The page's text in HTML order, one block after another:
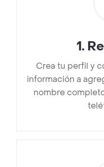
1.
Crea tu perfil y
información a
nombre